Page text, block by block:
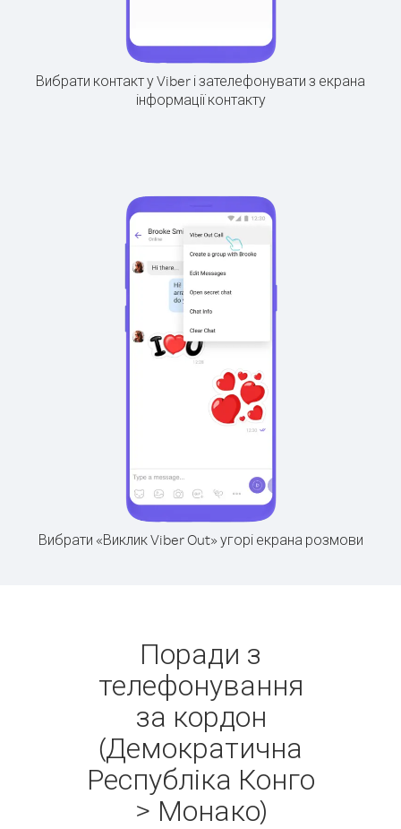
Вибрати контакт у Viber і зателефонувати з екрана
інформації контакту
Вибрати «Виклик Viber Out» угорі екрана розмови
Поради з
телефонування
за кордон
(Демократична
Республіка Конго
> Монако)